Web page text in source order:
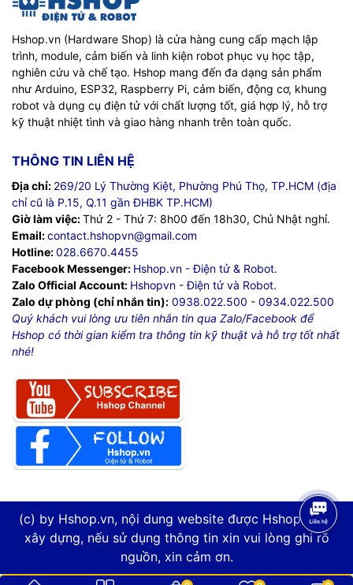
Hshop.vn (Hardware Shop) là cửa hàng cung cấp mạch lập
trình, module, cảm biến và linh kiện robot phục vụ học tập,
nghiên cứu và chế tạo. Hshop mang đến đa dạng sản phẩm
như Arduino, ESP32, Raspberry Pi, cảm biến, động cơ, khung
robot và dụng cụ điện tử với chất lượng tốt, giá hợp lý, hỗ trợ
kỹ thuật nhiệt tình và giao hàng nhanh trên toàn quốc.
THÔNG TIN LIÊN HỆ
Địa chỉ: 269/20 Lý Thường Kiệt, Phường Phú Thọ, TP.HCM (địa
chỉ cũ là P.15, Q.11 gần ĐHBK TP.HCM)
Giờ làm việc:Thứ 2 - Thứ 7: 8h00 đến 18h30, Chủ Nhật nghỉ.
Email:contact.hshopvn@gmail.com
Hotline:028.6670.4455
Facebook Messenger: Hshop.vn - Điện tử & Robot.
Zalo Official Account: Hshopvn - Điện tử và Robot.
Zalo dự phòng (chỉ nhắn tin): 0938.022.500 - 0934.022.500
Quý khách vui lòng ưu tiên nhắn tin qua Zalo/Facebook để
Hshop có thời gian kiểm tra thông tin kỹ thuật và hỗ trợ tốt nhất
nhé!
(c) by Hshop.vn, nội dung website được Hshop.vn tự
xây dựng, nếu sử dụng thông tin xin vui lòng ghi rõ
nguồn, xin cảm ơn.